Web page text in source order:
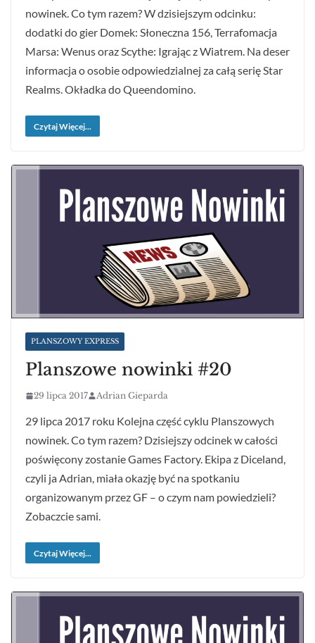
nowinek. Co tym razem? W dzisiejszym odcinku:
dodatki do gier Domek: Słoneczna 156, Terrafomacja
Marsa: Wenus oraz Scythe: Igrając z Wiatrem. Na deser
informacja o osobie odpowiedzialnej za całą serię Star
Realms. Okładka do Queendomino.
Czytaj Więcej...
PLANSZOWY EXPRESS
Planszowe nowinki #20
29 lipca 2017 Adrian Gieparda
29 lipca 2017 roku Kolejna część cyklu Planszowych
nowinek. Co tym razem? Dzisiejszy odcinek w całości
poświęcony zostanie Games Factory. Ekipa z Diceland,
czyli ja Adrian, miała okazję być na spotkaniu
organizowanym przez GF – o czym nam powiedzieli?
Zobaczcie sami.
Czytaj Więcej...